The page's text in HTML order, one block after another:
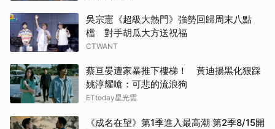
吳宗憲《超級大熱門》強勢回歸周末八點
檔 對手胡瓜大方送祝福
CTWANT
蔡亘晏遭家暴推下樓梯！ 黃迪揚黑化狠踩
姚淳耀嗆：可悲的流浪狗
ETtoday星光雲
《成名在望》第1季進入最高潮 第2季8/15開